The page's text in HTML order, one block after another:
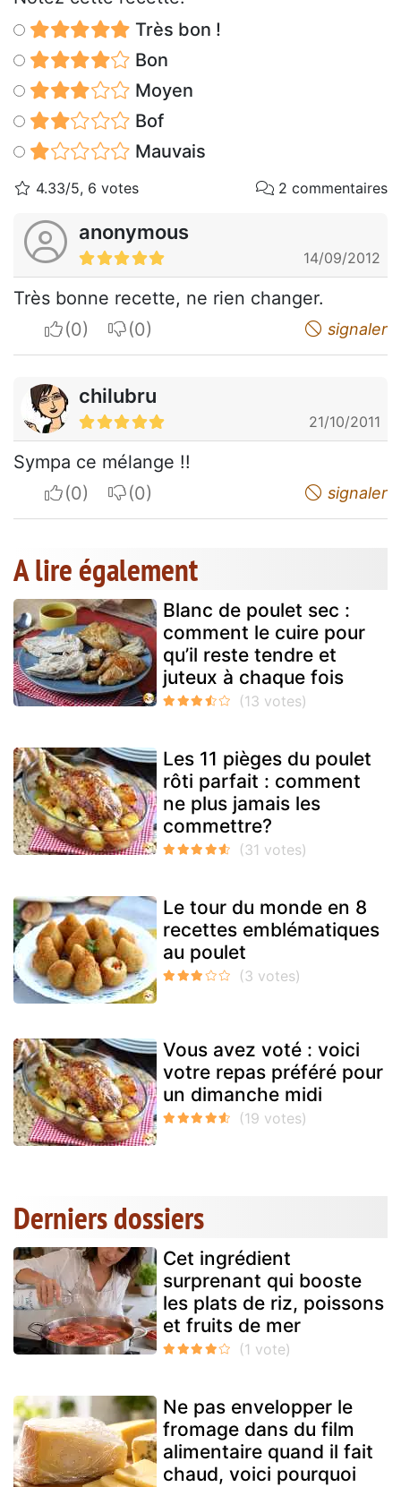
Très bon !
Bon
Moyen
Bof
Mauvais
4.33/5, 6 votes 2 commentaires
anonymous
14/09/2012
Très bonne recette, ne rien changer.
I apreciateI do not appreciate signaler
chilubru
21/10/2011
Sympa ce mélange !!
I apreciateI do not appreciate signaler
A lire également
Blanc de poulet sec :
comment le cuire pour
qu’il reste tendre et
juteux à chaque fois
Les 11 pièges du poulet
rôti parfait : comment
ne plus jamais les
commettre?
Le tour du monde en 8
recettes emblématiques
au poulet
Vous avez voté : voici
votre repas préféré pour
un dimanche midi
Derniers dossiers
Cet ingrédient
surprenant qui booste
les plats de riz, poissons
et fruits de mer
Ne pas envelopper le
fromage dans du film
alimentaire quand il fait
chaud, voici pourquoi